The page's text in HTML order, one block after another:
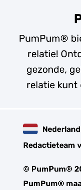
PumPum®
relatie!
gezonde,
relatie kunt
Redactieteam
© PumPum®
PumPum®